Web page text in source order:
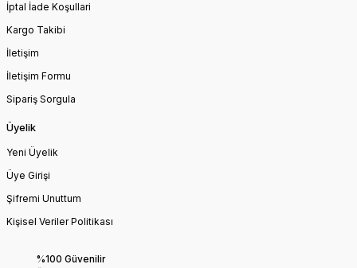
İptal İade Koşullari
Kargo Takibi
İletişim
İletişim Formu
Sipariş Sorgula
Üyelik
Yeni Üyelik
Üye Girişi
Şifremi Unuttum
Kişisel Veriler Politikası
%100 Güvenilir